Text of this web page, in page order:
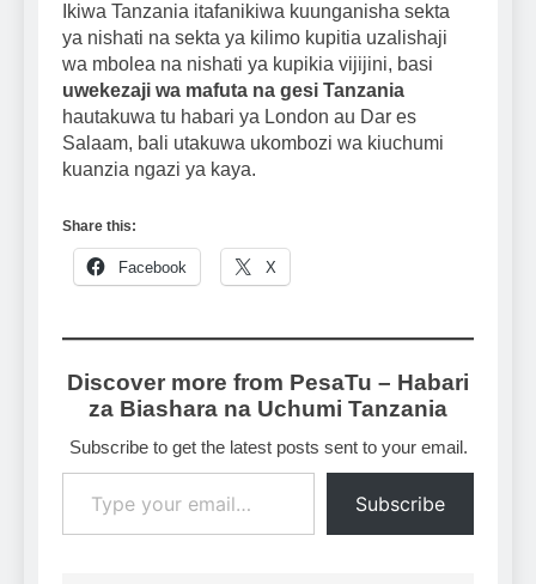
Ikiwa Tanzania itafanikiwa kuunganisha sekta
ya nishati na sekta ya kilimo kupitia uzalishaji
wa mbolea na nishati ya kupikia vijijini, basi
uwekezaji wa mafuta na gesi Tanzania
hautakuwa tu habari ya London au Dar es
Salaam, bali utakuwa ukombozi wa kiuchumi
kuanzia ngazi ya kaya.
Share this:
Facebook X
Discover more from PesaTu – Habari
za Biashara na Uchumi Tanzania
Subscribe to get the latest posts sent to your email.
Type your email…
Subscribe